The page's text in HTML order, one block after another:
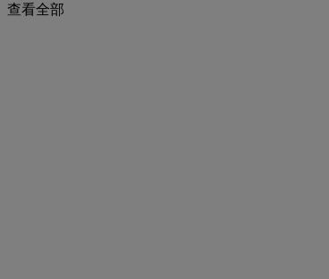
查看全部